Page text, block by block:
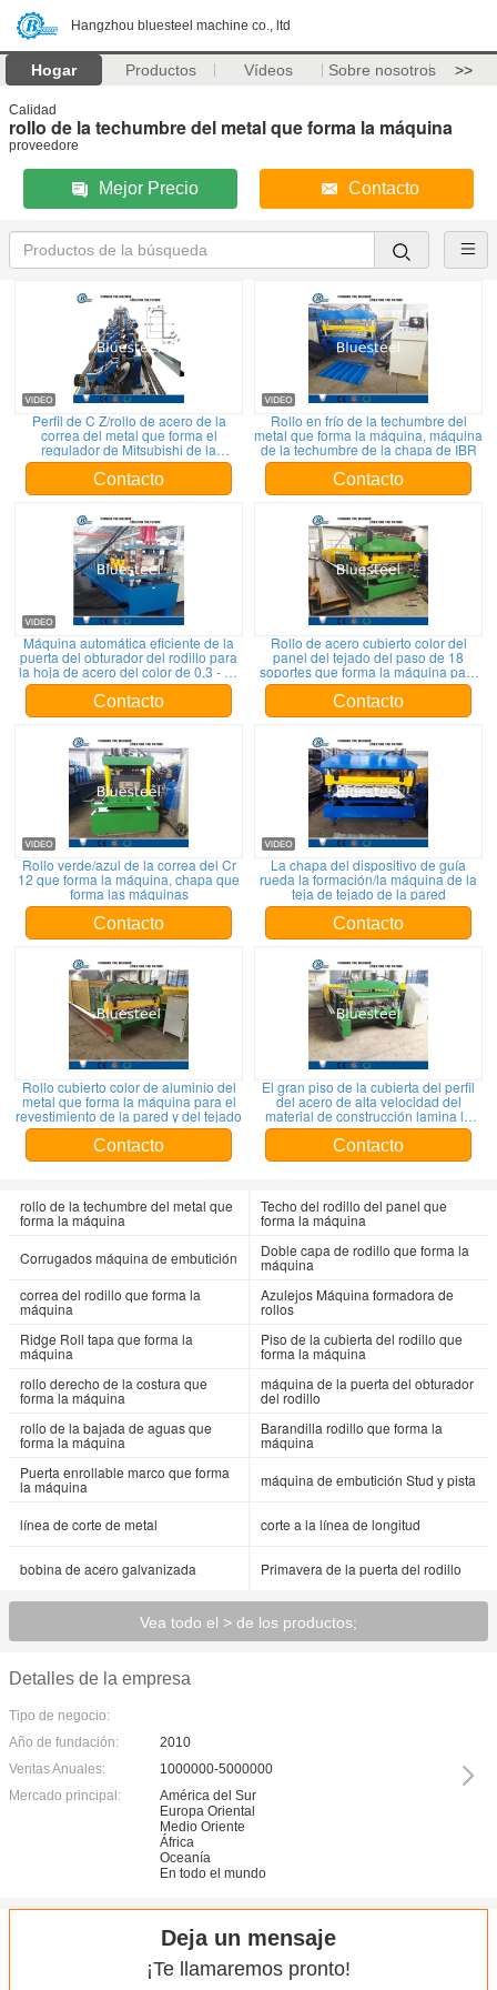
Hangzhou bluesteel machine co., ltd
Hogar Productos Vídeos Sobre nosotros >>
Calidad
rollo de la techumbre del metal que forma la máquina
proveedore
Mejor Precio Contacto
Perfil de C Z/rollo de acero de la
correa del metal que forma el
regulador de Mitsubishi de la
máquina
Contacto
Rollo en frío de la techumbre del
metal que forma la máquina, máquina
de la techumbre de la chapa de IBR
Contacto
Máquina automática eficiente de la
puerta del obturador del rodillo para
la hoja de acero del color de 0,3 - de
0.7m m
Contacto
Rollo de acero cubierto color del
panel del tejado del paso de 18
soportes que forma la máquina para
construir
Contacto
Rollo verde/azul de la correa del Cr
12 que forma la máquina, chapa que
forma las máquinas
Contacto
La chapa del dispositivo de guía
rueda la formación/la máquina de la
teja de tejado de la pared
Contacto
Rollo cubierto color de aluminio del
metal que forma la máquina para el
revestimiento de la pared y del tejado
Contacto
El gran piso de la cubierta del perfil
del acero de alta velocidad del
material de construcción lamina la
formación de la máquina
Contacto
rollo de la techumbre del metal que
forma la máquina
Techo del rodillo del panel que
forma la máquina
Corrugados máquina de embutición
Doble capa de rodillo que forma la
máquina
correa del rodillo que forma la
máquina
Azulejos Máquina formadora de
rollos
Ridge Roll tapa que forma la
máquina
Piso de la cubierta del rodillo que
forma la máquina
rollo derecho de la costura que
forma la máquina
máquina de la puerta del obturador
del rodillo
rollo de la bajada de aguas que
forma la máquina
Barandilla rodillo que forma la
máquina
Puerta enrollable marco que forma
la máquina máquina de embutición Stud y pista
línea de corte de metal corte a la línea de longitud
bobina de acero galvanizada Primavera de la puerta del rodillo
Vea todo el > de los productos;
Detalles de la empresa
Tipo de negocio:
Año de fundación:
2010
Ventas Anuales:
1000000-5000000
Mercado principal:
América del Sur
Europa Oriental
Medio Oriente
África
Oceanía
En todo el mundo
Deja un mensaje
¡Te llamaremos pronto!